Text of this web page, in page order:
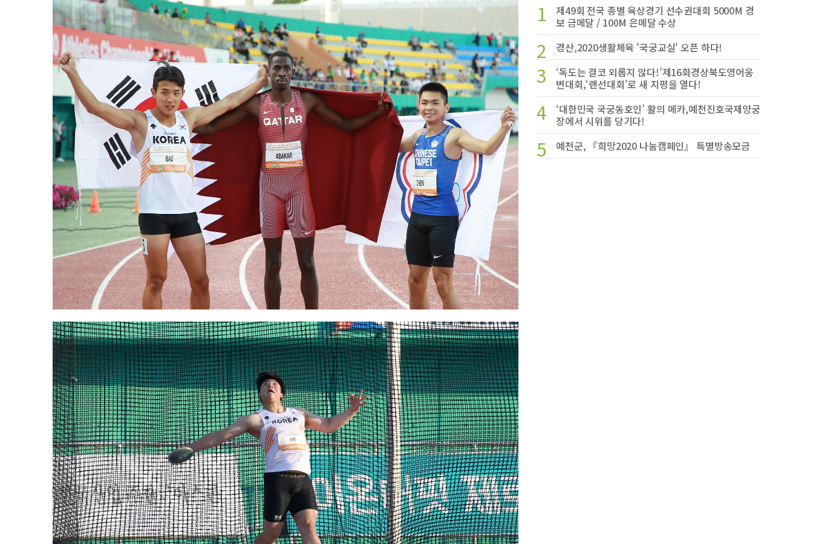
1
제49회 전국 종별 육상경기 선수권대회 5000M 경
보 금메달 / 100M 은메달 수상
2 경산,2020생활체육 '국궁교실' 오픈 하다!
3
‘독도는 결코 외롭지 않다!’제16회경상북도영어웅
변대회,‘랜선대회’로 새 지평을 열다!
4
‘대한민국 국궁동호인’ 활의 메카,예천진호국제양궁
장에서 시위를 당기다!
5 예천군, 『희망2020 나눔캠페인』 특별방송모금